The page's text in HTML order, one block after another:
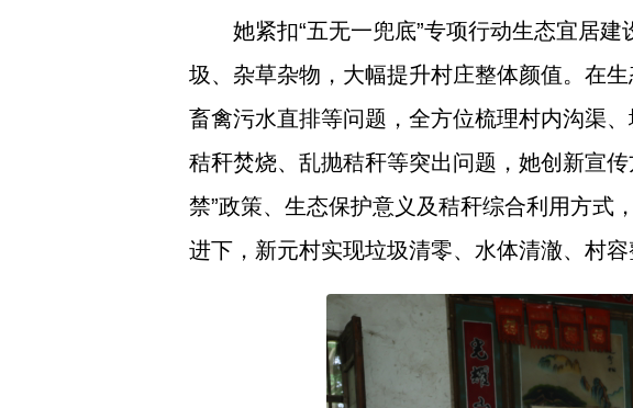
她紧扣“五无一兜底”专项行动生态宜居
圾、杂草杂物，大幅提升村庄整体颜值。在
畜禽污水直排等问题，全方位梳理村内沟渠
秸秆焚烧、乱抛秸秆等突出问题，她创新宣
禁”政策、生态保护意义及秸秆综合利用方式
进下，新元村实现垃圾清零、水体清澈、村容